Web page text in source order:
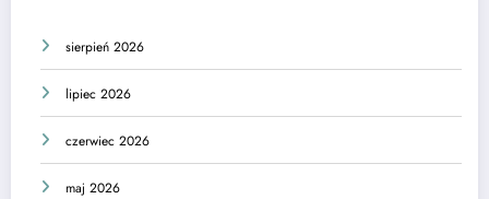
sierpień 2026
lipiec 2026
czerwiec 2026
maj 2026